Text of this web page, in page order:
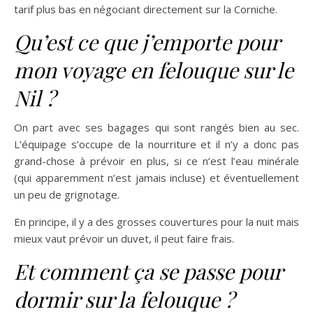
tarif plus bas en négociant directement sur la Corniche.
Qu’est ce que j’emporte pour
mon voyage en felouque sur le
Nil ?
On part avec ses bagages qui sont rangés bien au sec.
L’équipage s’occupe de la nourriture et il n’y a donc pas
grand-chose à prévoir en plus, si ce n’est l’eau minérale
(qui apparemment n’est jamais incluse) et éventuellement
un peu de grignotage.
En principe, il y a des grosses couvertures pour la nuit mais
mieux vaut prévoir un duvet, il peut faire frais.
Et comment ça se passe pour
dormir sur la felouque ?